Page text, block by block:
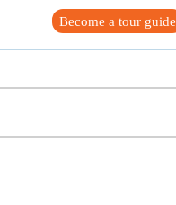
Become a tour guide